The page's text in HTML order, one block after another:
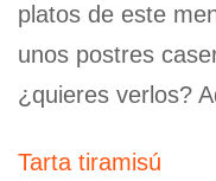
platos de este
unos postres
¿quieres verlos?
Tarta tiramisú